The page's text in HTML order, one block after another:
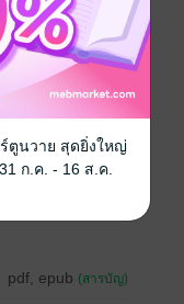
มันไม่ง่ายเลย
กการถูกหักหลัง
คำลวงจะ
pdf, epub (สารบัญ)
ตูนวาย สุดยิ่งใหญ่
ก.ค. - 16 ส.ค.